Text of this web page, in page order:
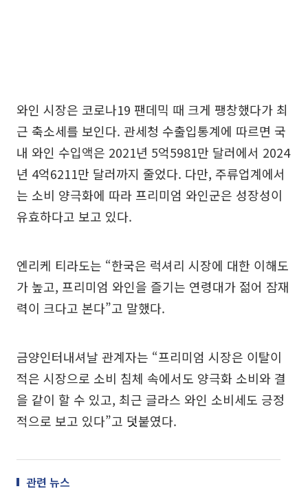
와인 시장은 코로나19 팬데믹 때 크게 팽창했다가 최
근 축소세를 보인다. 관세청 수출입통계에 따르면 국
내 와인 수입액은 2021년 5억5981만 달러에서 2024
년 4억6211만 달러까지 줄었다. 다만, 주류업계에서
는 소비 양극화에 따라 프리미엄 와인군은 성장성이
유효하다고 보고 있다.
엔리케 티라도는 “한국은 럭셔리 시장에 대한 이해도
가 높고, 프리미엄 와인을 즐기는 연령대가 젊어 잠재
력이 크다고 본다”고 말했다.
금양인터내셔날 관계자는 “프리미엄 시장은 이탈이
적은 시장으로 소비 침체 속에서도 양극화 소비와 결
을 같이 할 수 있고, 최근 글라스 와인 소비세도 긍정
적으로 보고 있다”고 덧붙였다.
관련 뉴스